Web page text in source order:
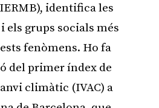
identifica les
els grups socials més
fenòmens. Ho fa
del primer índex de
climàtic (IVAC) a